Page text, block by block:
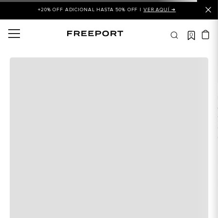
+20% OFF ADICIONAL HASTA 50% OFF | VER AQUÍ ➜
0